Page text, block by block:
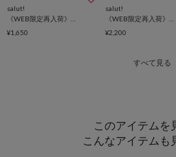
salut!
¥1,650
salut!
¥2,200
このアイテムを
こんなアイテムも